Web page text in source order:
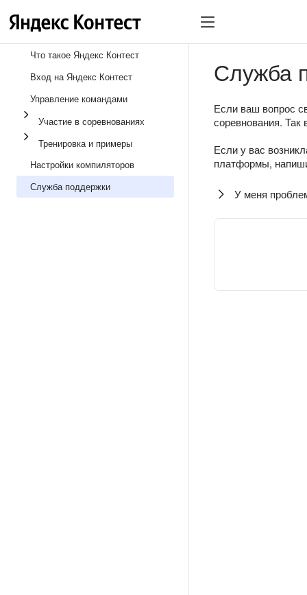
Что такое Яндекс Контест
Вход на Яндекс Контест
Управление командами
Участие в соревнованиях
Тренировка и примеры
Настройки компиляторов
Служба поддержки
Служба
Если ваш вопрос
соревнования. Так
Если у вас
платформы,
У меня